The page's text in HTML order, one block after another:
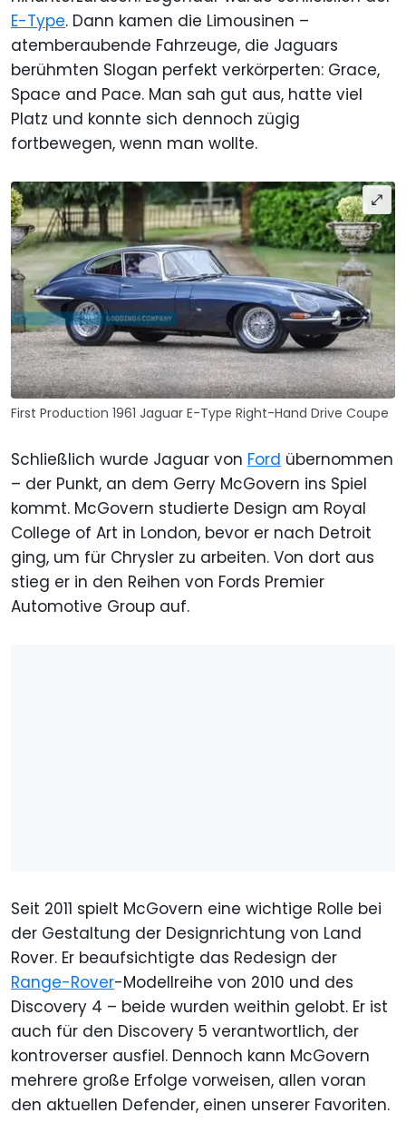
E-Type. Dann kamen die Limousinen –
atemberaubende Fahrzeuge, die Jaguars
berühmten Slogan perfekt verkörperten: Grace,
Space and Pace. Man sah gut aus, hatte viel
Platz und konnte sich dennoch zügig
fortbewegen, wenn man wollte.
First Production 1961 Jaguar E-Type Right-Hand Drive Coupe
Schließlich wurde Jaguar von Ford übernommen
– der Punkt, an dem Gerry McGovern ins Spiel
kommt. McGovern studierte Design am Royal
College of Art in London, bevor er nach Detroit
ging, um für Chrysler zu arbeiten. Von dort aus
stieg er in den Reihen von Fords Premier
Automotive Group auf.
Seit 2011 spielt McGovern eine wichtige Rolle bei
der Gestaltung der Designrichtung von Land
Rover. Er beaufsichtigte das Redesign der
Range-Rover-Modellreihe von 2010 und des
Discovery 4 – beide wurden weithin gelobt. Er ist
auch für den Discovery 5 verantwortlich, der
kontroverser ausfiel. Dennoch kann McGovern
mehrere große Erfolge vorweisen, allen voran
den aktuellen Defender, einen unserer Favoriten.